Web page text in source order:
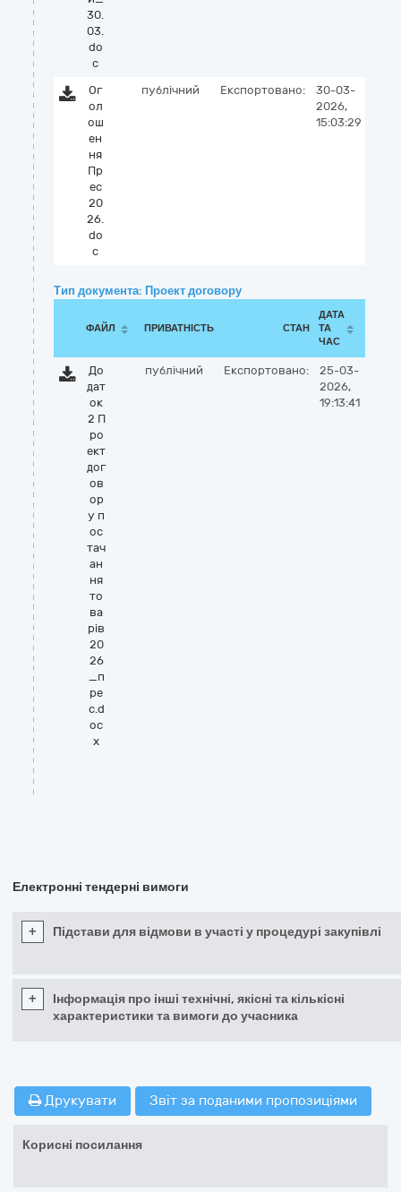
30.
03.
do
c
Ог
ол
ош
ен
ня
Пр
ес
20
26.
do
c
публічний Експортовано:
30-03-
2026,
15:03:29
Тип документа: Проект договору
ФАЙЛ ПРИВАТНІСТЬ СТАН
ДАТА
ТА
ЧАС
До
дат
ок
2 П
ро
ект
дог
ов
ор
у п
ос
тач
ан
ня
то
ва
рів
20
26
_п
ре
с.d
oc
x
публічний Експортовано:
25-03-
2026,
19:13:41
Електронні тендерні вимоги
+ Підстави для відмови в участі у процедурі закупівлі
+
Інформація про інші технічні, якісні та кількісні
характеристики та вимоги до учасника
Друкувати Звіт за поданими пропозиціями
Корисні посилання